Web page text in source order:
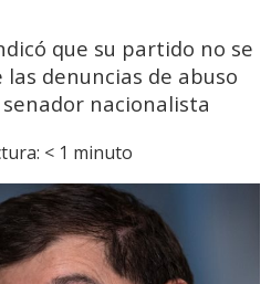
que su partido no se
denuncias de abuso
nacionalista
< 1 minuto